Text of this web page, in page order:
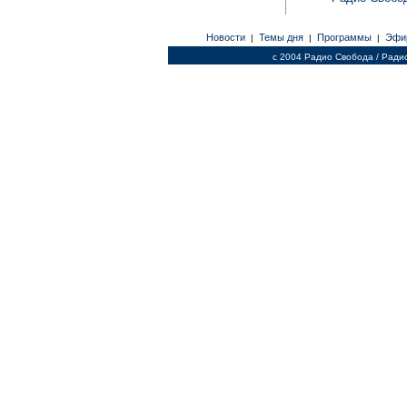
Новости | Темы дня | Программы |
c 2004 Радио Свобода /